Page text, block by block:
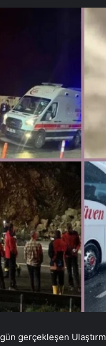
gerçekleşen